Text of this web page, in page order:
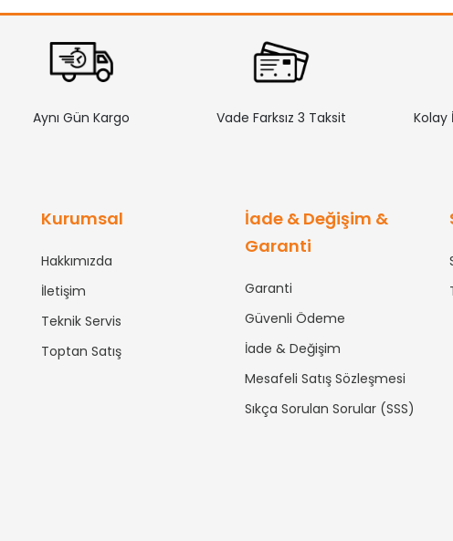
Aynı Gün Kargo Vade Farksız 3 Taksit Kolay
Kurumsal
Hakkımızda
İletişim
Teknik Servis
Toptan Satış
İade & Değişim &
Garanti
Garanti
Güvenli Ödeme
İade & Değişim
Mesafeli Satış Sözleşmesi
Sıkça Sorulan Sorular (SSS)